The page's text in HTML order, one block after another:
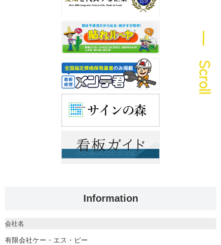
― Scroll
Information
会社名
有限会社ケー・エス・ピー